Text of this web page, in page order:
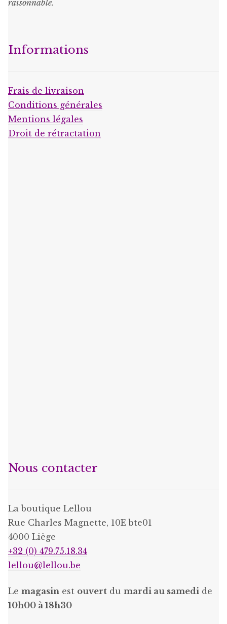
raisonnable.
Informations
Frais de livraison
Conditions générales
Mentions légales
Droit de rétractation
Nous contacter
La boutique Lellou
Rue Charles Magnette, 10E bte01
4000 Liège
+32 (0) 479.75.18.34
lellou@lellou.be
Le magasin est ouvert du mardi au samedi de
10h00 à 18h30